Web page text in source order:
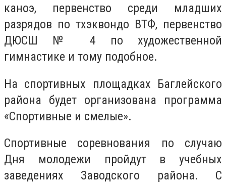
каноэ, первенство среди младших
разрядов по тхэквондо ВТФ, первенство
ДЮСШ № 4 по художественной
гимнастике и тому подобное.
На спортивных площадках Баглейского
района будет организована программа
«Спортивные и смелые».
Спортивные соревнования по случаю
Дня молодежи пройдут в учебных
заведениях Заводского района. С